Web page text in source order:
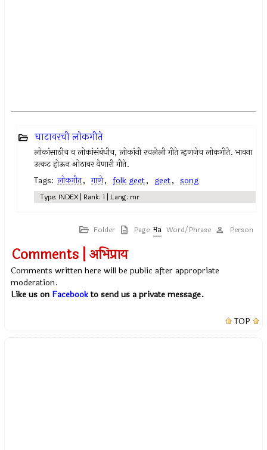
घाटावरची लोकगीते
लोकांसाठीच व लोकांसंबंधीच, लोकांनी रचलेली गीते म्हणजेच लोकगीते. भावना
उत्कट होऊन ओठावर येणारी गीते.
Tags: लोकगीत, गाणे, folk geet, geet, song
Type: INDEX | Rank: 1 | Lang: mr
Folder Page Word/Phrase Person
Comments | अभिप्राय
Comments written here will be public after appropriate
moderation.
Like us on Facebookto send us a private message.
TOP